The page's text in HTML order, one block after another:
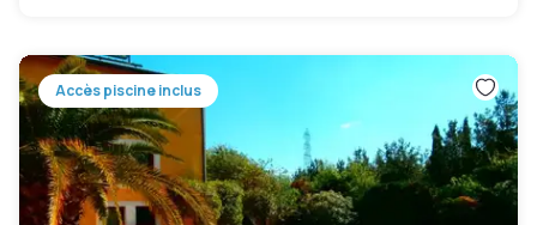
Accès piscine inclus